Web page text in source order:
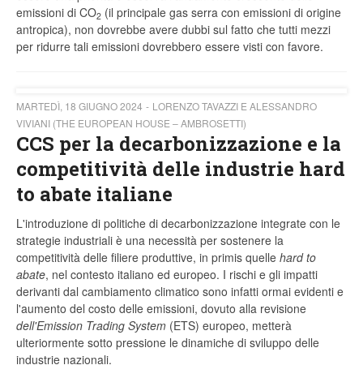
emissioni di CO2 (il principale gas serra con emissioni di origine
antropica), non dovrebbe avere dubbi sul fatto che tutti mezzi
per ridurre tali emissioni dovrebbero essere visti con favore.
MARTEDÌ, 18 GIUGNO 2024
LORENZO TAVAZZI E ALESSANDRO
VIVIANI (THE EUROPEAN HOUSE – AMBROSETTI)
CCS per la decarbonizzazione e la
competitività delle industrie hard
to abate italiane
L'introduzione di politiche di decarbonizzazione integrate con le
strategie industriali è una necessità per sostenere la
competitività delle filiere produttive, in primis quelle hard to
abate, nel contesto italiano ed europeo. I rischi e gli impatti
derivanti dal cambiamento climatico sono infatti ormai evidenti e
l'aumento del costo delle emissioni, dovuto alla revisione
dell'Emission Trading System (ETS) europeo, metterà
ulteriormente sotto pressione le dinamiche di sviluppo delle
industrie nazionali.